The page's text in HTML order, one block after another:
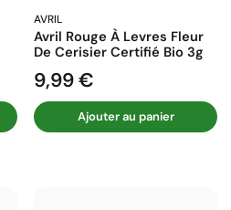
AVRIL
Avril Rouge À Levres Fleur
De Cerisier Certifié Bio 3g
Prix
9,99 €
Ajouter au panier